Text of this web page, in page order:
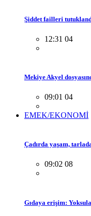
Şiddet failleri
12:31 04
Mekiye Akyel
09:01 04
EMEK/EKONOMİ
Çadırda yaşam,
09:02 08
Gıdaya erişim: